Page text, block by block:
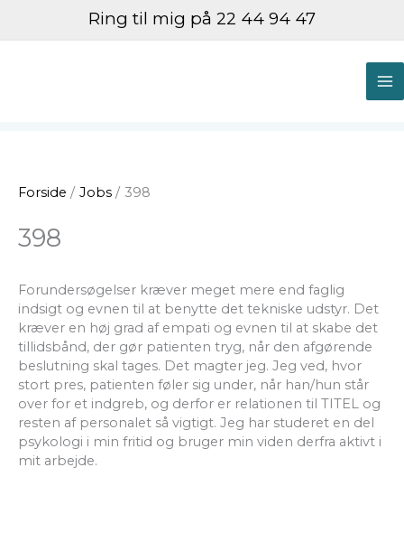
Ring til mig på 22 44 94 47
Forside Jobs 398
398
Forundersøgelser kræver meget mere end faglig
indsigt og evnen til at benytte det tekniske udstyr. Det
kræver en høj grad af empati og evnen til at skabe det
tillidsbånd, der gør patienten tryg, når den afgørende
beslutning skal tages. Det magter jeg. Jeg ved, hvor
stort pres, patienten føler sig under, når han/hun står
over for et indgreb, og derfor er relationen til TITEL og
resten af personalet så vigtigt. Jeg har studeret en del
psykologi i min fritid og bruger min viden derfra aktivt i
mit arbejde.